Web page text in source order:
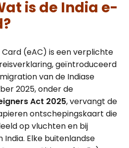
is de India e-
(eAC) is een verplichte
geïntroduceerd
van de Indiase
2025, onder de
Act 2025, vervangt de
ontschepingskaart die
op vluchten en bij
Elke buitenlandse